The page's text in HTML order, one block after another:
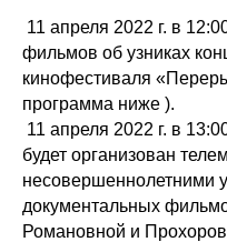
11 апреля 2022 г. в
фильмов об узниках
кинофестиваля
программа ниже ).
11 апреля 2022 г. в
будет организован
несовершеннолетними
документальных
Романовной и